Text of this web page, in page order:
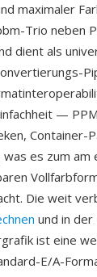
maximaler
Trio neben
dient als
—
Container-
es zum am
Die weit
und in
ist eine
E/A-